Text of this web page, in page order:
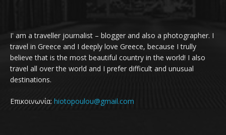
I' am a traveller journalist – blogger and also a photographer. I
travel in Greece and I deeply love Greece, because I trully
believe that is the most beautiful country in the world! I also
travel all over the world and I prefer difficult and unusual
destinations.
Επικοινωνία: hiotopoulou@gmail.com